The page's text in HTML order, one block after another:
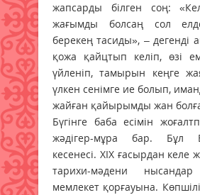
жапсарды білген соң:
жағымды болсаң сол
берекең тасиды», – дегенді
қожа қайцтып келіп, өзі
үйленіп, тамырын кеңге
үлкен сенімге ие болып,
жайған қайырымды жан
Бүгінге баба есімін
жәдігер-мұра бар. Бұл
кесенесі. ХІХ ғасырдан келе
тарихи-мәдени
мемлекет қорғауына.